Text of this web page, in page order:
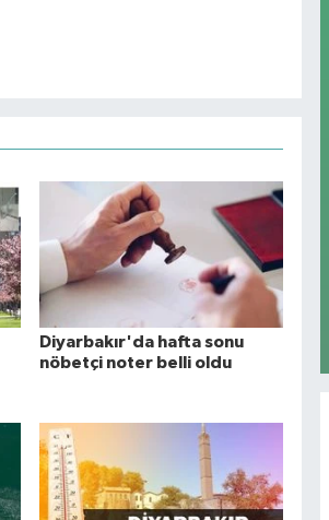
Diyarbakır'da hafta sonu
nöbetçi noter belli oldu